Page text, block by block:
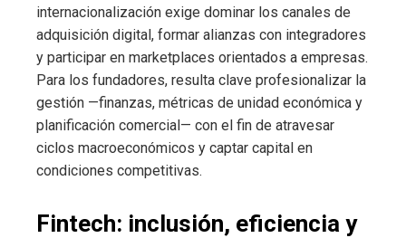
internacionalización exige dominar los canales de
adquisición digital, formar alianzas con integradores
y participar en marketplaces orientados a empresas.
Para los fundadores, resulta clave profesionalizar la
gestión —finanzas, métricas de unidad económica y
planificación comercial— con el fin de atravesar
ciclos macroeconómicos y captar capital en
condiciones competitivas.
Fintech: inclusión, eficiencia y